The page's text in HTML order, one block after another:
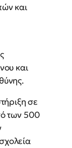
και
και
σε
των 500